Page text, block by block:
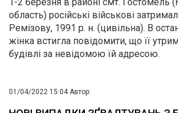
1-2 березня в районі смт. Гостомель
область) російські військові
Ремізову, 1991 р. н. (цивільна). В
жінка встигла повідомити, що її
будівлі за невідомою їй адресою.
01/04/2022 15:04Автор: